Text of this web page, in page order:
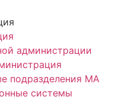
администрации
подразделения МА
системы